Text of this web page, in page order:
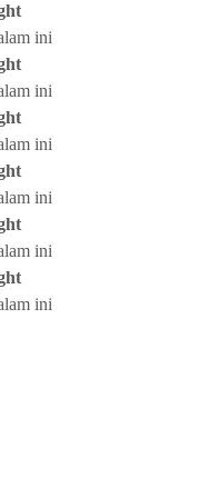
ini
ini
ini
ini
ini
ini